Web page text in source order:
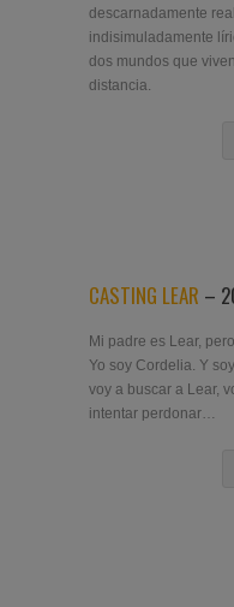
descarnadamente
indisimuladamente
dos mundos que
distancia.
CASTING LEAR –
Mi padre es Lear,
Yo soy Cordelia. Y
voy a buscar a Lear,
intentar perdonar…